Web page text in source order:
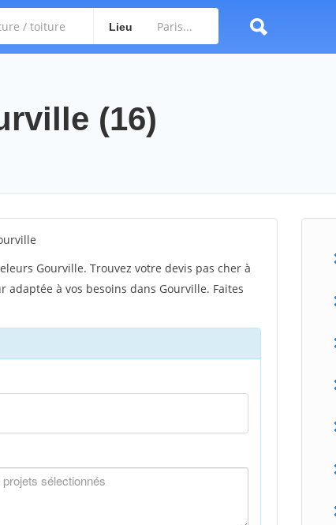
Lieu
(16)
Gourville. Trouvez votre devis pas cher à
à vos besoins dans Gourville. Faites